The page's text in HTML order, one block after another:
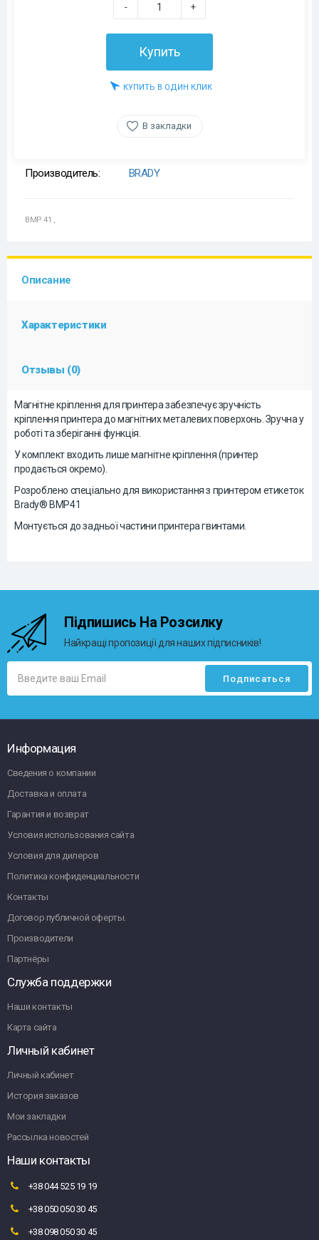
- +
Купить
КУПИТЬ В ОДИН КЛИК
В закладки
Производитель: BRADY
BMP 41 ,
Описание
Характеристики
Отзывы (0)
Магнітне кріплення для принтера забезпечує зручність
кріплення принтера до магнітних металевих поверхонь. Зручна у
роботі та зберіганні функція.
У комплект входить лише магнітне кріплення (принтер
продається окремо).
Розроблено спеціально для використання з принтером етикеток
Brady® BMP41
Монтується до задньої частини принтера гвинтами.
Підпишись На Розсилку
Найкращі пропозиції для наших підписників!
Информация
Сведения о компании
Доставка и оплата
Гарантия и возврат
Условия использования сайта
Условия для дилеров
Политика конфиденциальности
Контакты
Договор публичной оферты.
Производители
Партнёры
Служба поддержки
Наши контакты
Карта сайта
Личный кабинет
Личный кабинет
История заказов
Мои закладки
Рассылка новостей
Наши контакты
+38 044 525 19 19
+38 050 050 30 45
+38 098 050 30 45